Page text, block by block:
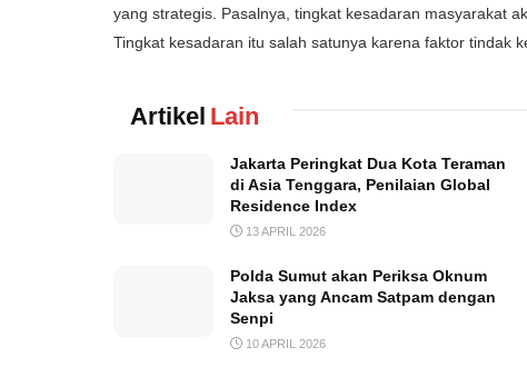
yang strategis. Pasalnya, tingkat kesadaran masyarakat
Tingkat kesadaran itu salah satunya karena faktor tindak
Artikel Lain
Jakarta Peringkat Dua Kota Teraman
di Asia Tenggara, Penilaian Global
Residence Index
13 APRIL 2026
Polda Sumut akan Periksa Oknum
Jaksa yang Ancam Satpam dengan
Senpi
10 APRIL 2026